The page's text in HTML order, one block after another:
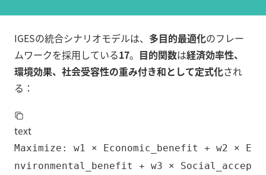
IGESの統合シナリオモデルは、 多目的最適化のフレー
ムワークを採用している17。 目的関数は経済効率性、
環境効果、社会受容性の重み付き和として定式化され
る：
text
Maximize: w1 × Economic_benefit + w2 × E
nvironmental_benefit + w3 × Social_accep